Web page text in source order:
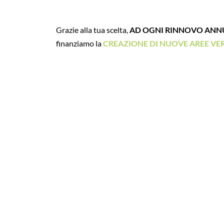
Grazie alla tua scelta,AD OGNI RINNOVO
finanziamo laCREAZIONE DI NUOVE AREE